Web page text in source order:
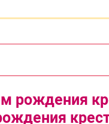
рождения